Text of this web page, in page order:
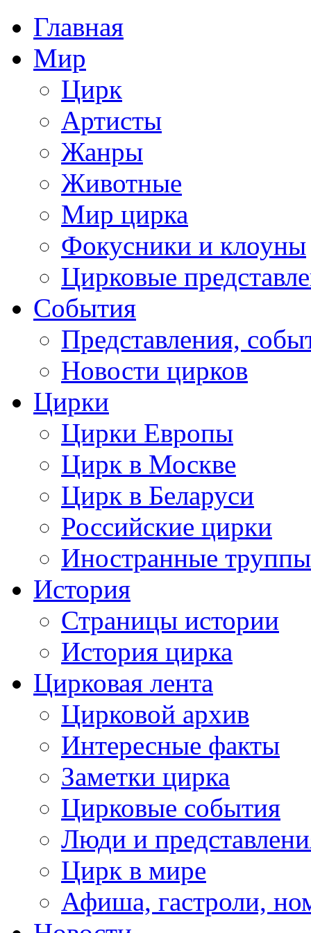
Главная
Мир
Цирк
Артисты
Жанры
Животные
Мир цирка
Фокусники и клоуны
Цирковые
События
Представления,
Новости цирков
Цирки
Цирки Европы
Цирк в Москве
Цирк в Беларуси
Российские цирки
Иностранные труппы
История
Страницы истории
История цирка
Цирковая лента
Цирковой архив
Интересные факты
Заметки цирка
Цирковые события
Люди и
Цирк в мире
Афиша, гастроли,